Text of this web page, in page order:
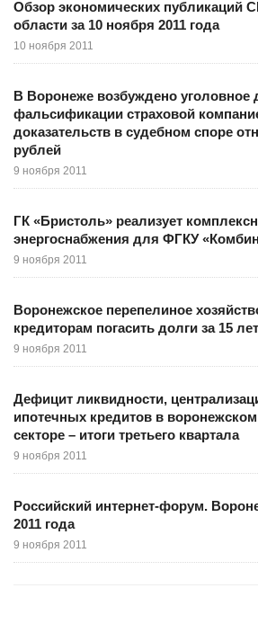
Обзор экономических публикаций
области за 10 ноября 2011 года
10 ноября 2011
В Воронеже возбуждено уголовное
фальсификации страховой
доказательств в судебном споре
рублей
9 ноября 2011
ГК «Бристоль» реализует
энергоснабжения для ФГКУ
9 ноября 2011
Воронежское перепелиное
кредиторам погасить долги за 15 лет
9 ноября 2011
Дефицит ликвидности,
ипотечных кредитов в
секторе – итоги третьего квартала
9 ноября 2011
Российский интернет-форум.
2011 года
9 ноября 2011